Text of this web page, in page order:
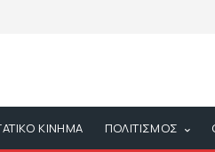
ΚΙΝΗΜΑ ΠΟΛΙΤΙΣΜΟΣ